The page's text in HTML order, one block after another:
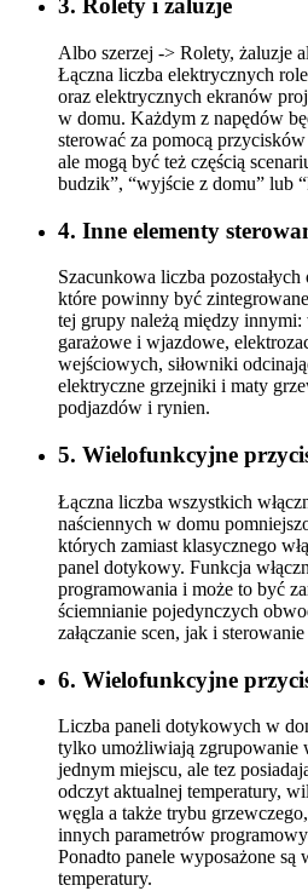
3. Rolety i żaluzje
Albo szerzej -> Rolety, żaluzje
Łączna liczba elektrycznych
oraz elektrycznych ekranów
w domu. Każdym z napędów
sterować za pomocą
ale mogą być też częścią
budzik”, “wyjście z domu” lub
4. Inne elementy
Szacunkowa liczba
które powinny być
tej grupy należą między
garażowe i wjazdowe,
wejściowych, siłowniki
elektryczne grzejniki i maty
podjazdów i rynien.
5. Wielofunkcyjne
Łączna liczba wszystkich
naściennych w domu
których zamiast klasycznego
panel dotykowy. Funkcja
programowania i może to być
ściemnianie pojedynczych
załączanie scen, jak i
6. Wielofunkcyjne
Liczba paneli dotykowych w
tylko umożliwiają zgrupowanie
jednym miejscu, ale tez
odczyt aktualnej temperatury,
węgla a także trybu
innych parametrów
Ponadto panele wyposażone
temperatury.